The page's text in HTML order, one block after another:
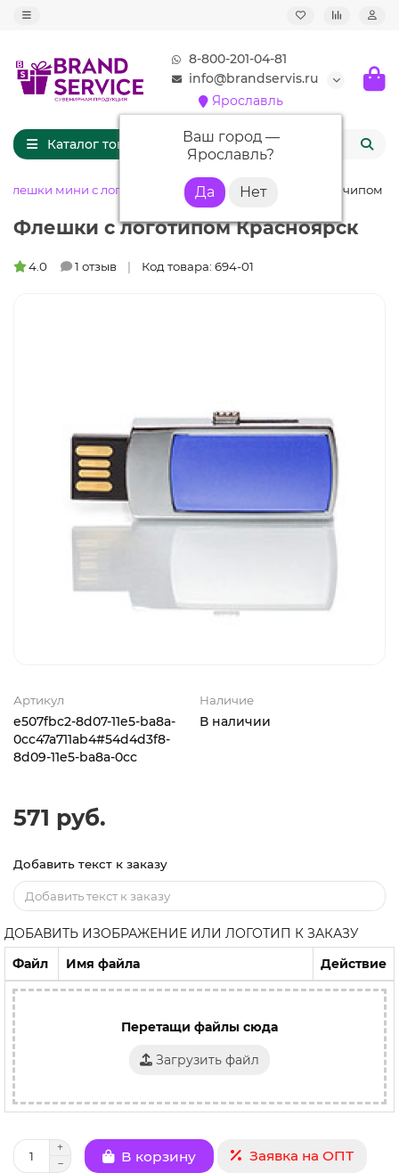
8-800-201-04-81
info@brandservis.ru
Ярославль
Ваш город —
Ярославль?
Каталог товаров
Флешки мини с логотипом Флешка MN003 (синий) с чипом 4
Флешки с логотипом Красноярск
4.0 1 отзыв Код товара: 694-01
Артикул
e507fbc2-8d07-11e5-ba8a-
0cc47a711ab4#54d4d3f8-
8d09-11e5-ba8a-0cc
Наличие
В наличии
571 руб.
Добавить текст к заказу
ДОБАВИТЬ ИЗОБРАЖЕНИЕ ИЛИ ЛОГОТИП К ЗАКАЗУ
Файл
Имя файла Действие
Перетащи файлы сюда
Загрузить файл
В корзину Заявка на ОПТ